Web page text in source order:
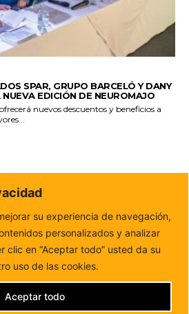
SPAR, GRUPO BARCELÓ Y DANY
EDICIÓN DE NEUROMAJO
nuevos descuentos y beneficios a